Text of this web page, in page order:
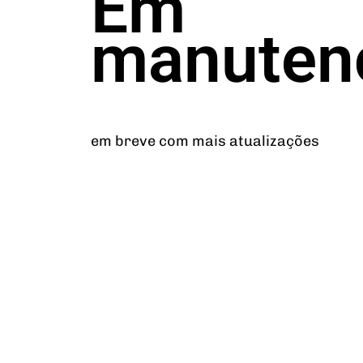
em breve com mais atualizações